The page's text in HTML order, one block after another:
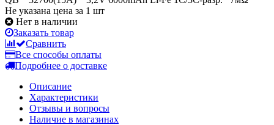
Не указана цена за 1 шт
Нет в наличии
Заказать товар
Сравнить
Все способы оплаты
Подробнее о доставке
Описание
Характеристики
Отзывы и вопросы
Наличие в магазинах